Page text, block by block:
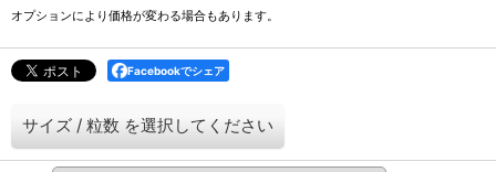
オプションにより価格が変わる場合もあります。
Facebookでシェア
サイズ / 粒数 を選択してください